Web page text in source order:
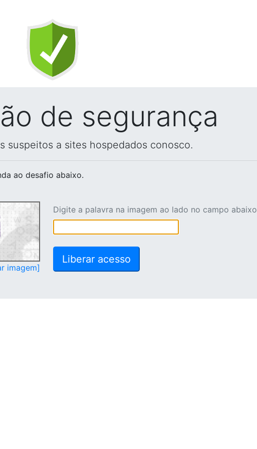
de segurança
suspeitos a sites hospedados conosco.
ao desafio abaixo.
imagem]
Digite a palavra na imagem ao lado no campo abaixo